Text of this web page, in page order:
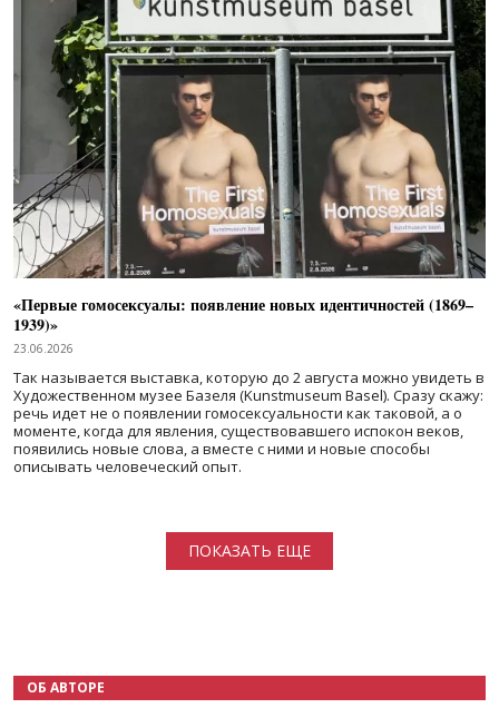
«Первые гомосексуалы: появление новых идентичностей (1869–
1939)»
23.06.2026
Так называется выставка, которую до 2 августа можно увидеть в
Художественном музее Базеля (Kunstmuseum Basel). Сразу скажу:
речь идет не о появлении гомосексуальности как таковой, а о
моменте, когда для явления, существовавшего испокон веков,
появились новые слова, а вместе с ними и новые способы
описывать человеческий опыт.
ПОКАЗАТЬ ЕЩЕ
ОБ АВТОРЕ